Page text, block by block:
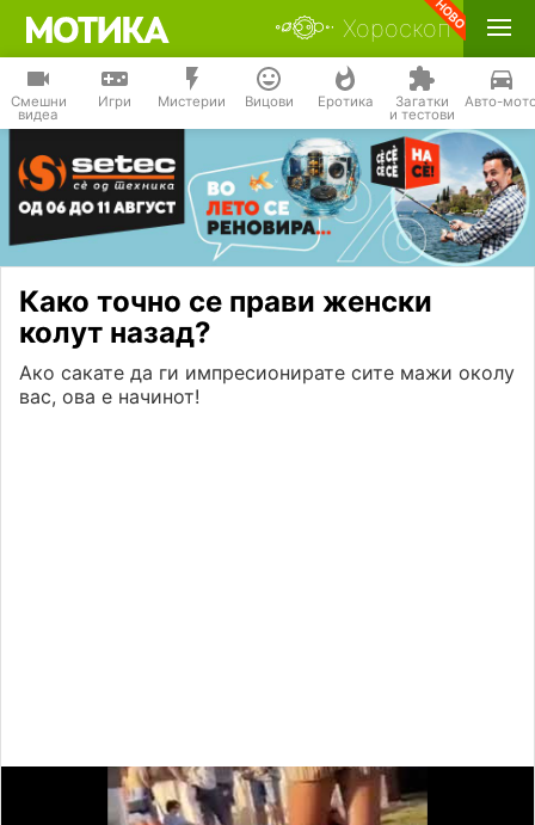
Хороскоп
Смешни
видеа
Игри Мистерии Вицови Еротика Загатки
и тестови
Авто-
Како точно се прави женски
колут назад?
Ако сакате да ги импресионирате сите мажи околу
вас, ова е начинот!